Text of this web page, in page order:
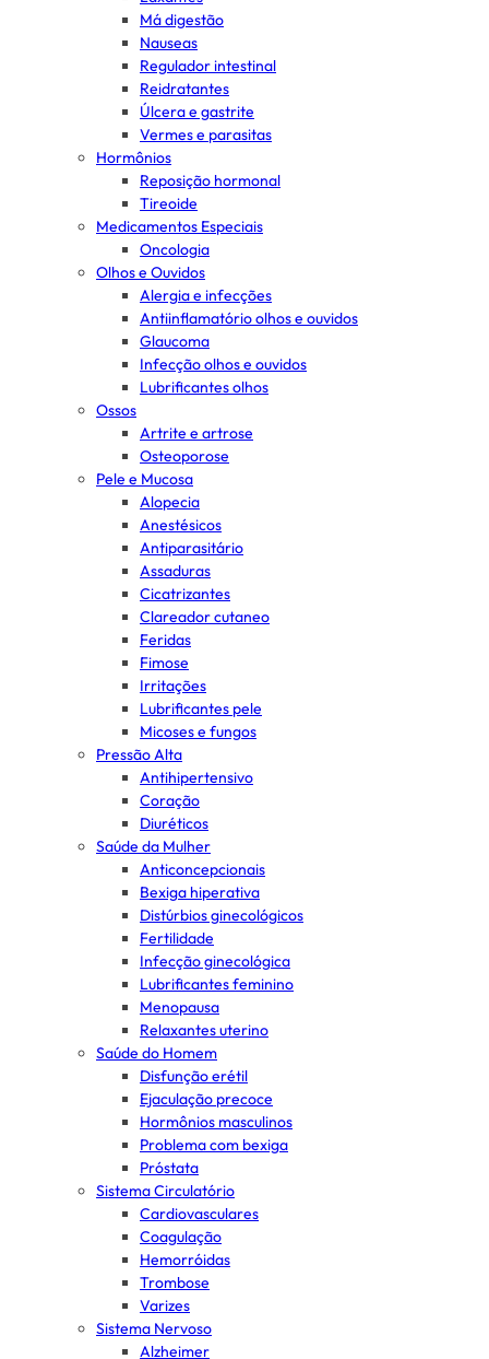
Má digestão
Nauseas
Regulador intestinal
Reidratantes
Úlcera e gastrite
Vermes e parasitas
Hormônios
Reposição hormonal
Tireoide
Medicamentos Especiais
Oncologia
Olhos e Ouvidos
Alergia e infecções
Antiinflamatório olhos e ouvidos
Glaucoma
Infecção olhos e ouvidos
Lubrificantes olhos
Ossos
Artrite e artrose
Osteoporose
Pele e Mucosa
Alopecia
Anestésicos
Antiparasitário
Assaduras
Cicatrizantes
Clareador cutaneo
Feridas
Fimose
Irritações
Lubrificantes pele
Micoses e fungos
Pressão Alta
Antihipertensivo
Coração
Diuréticos
Saúde da Mulher
Anticoncepcionais
Bexiga hiperativa
Distúrbios ginecológicos
Fertilidade
Infecção ginecológica
Lubrificantes feminino
Menopausa
Relaxantes uterino
Saúde do Homem
Disfunção erétil
Ejaculação precoce
Hormônios masculinos
Problema com bexiga
Próstata
Sistema Circulatório
Cardiovasculares
Coagulação
Hemorróidas
Trombose
Varizes
Sistema Nervoso
Alzheimer